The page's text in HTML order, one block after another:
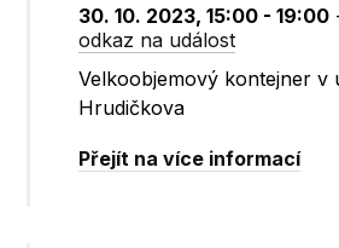
30. 10. 2023, 15:00 - 19:00
odkaz na událost
Velkoobjemový kontejner v
Hrudičkova
Přejít na více informací